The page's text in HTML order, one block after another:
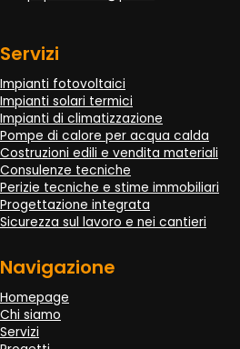
Servizi
Impianti fotovoltaici
Impianti solari termici
Impianti di climatizzazione
Pompe di calore per acqua calda
Costruzioni edili e vendita materiali
Consulenze tecniche
Perizie tecniche e stime immobiliari
Progettazione integrata
Sicurezza sul lavoro e nei cantieri
Navigazione
Homepage
Chi siamo
Servizi